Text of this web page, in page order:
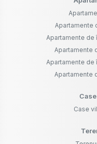
Apartamente
Apartamente de
Apartamente
Apartamente de
Apartamente
Case